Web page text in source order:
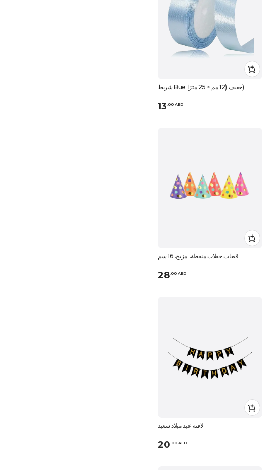
شريط Bue خفيف (12 مم × 25 مترًا)
13 00 AED
قبعات حفلات منقطة، مزيج، 16 سم
28.00 AED
لافتة عيد ميلاد سعيد
20 00 AED